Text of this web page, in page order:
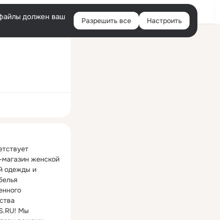
Войти
должен ваш
Разрешить все Настроить
магазин женской
одежды и
Мы